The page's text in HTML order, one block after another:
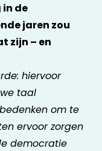
de
jaren zou
zijn – en
hiervoor
taal
om te
ervoor zorgen
democratie